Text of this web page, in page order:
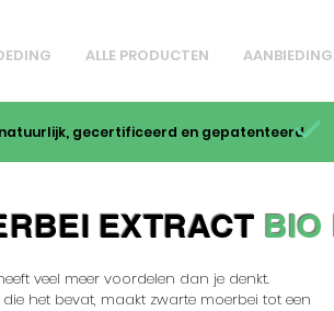
ALLE PRODUCTEN
natuurlijk, gecertificeerd en gepatenteerd
EXTRACT BIO
veel meer voordelen dan je denkt.
het bevat, maakt zwarte moerbei tot een